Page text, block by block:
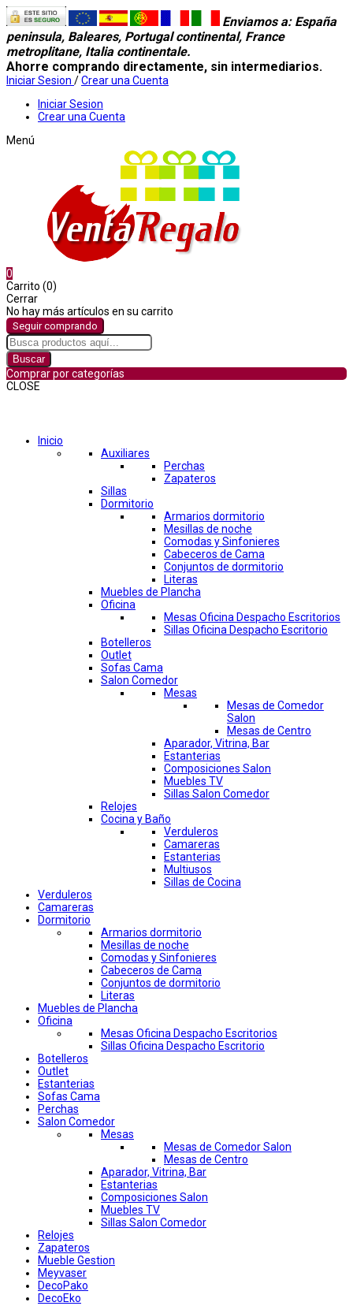
Enviamos a: España
peninsula, Baleares, Portugal continental, France
metroplitane, Italia continentale.
Ahorre comprando directamente, sin intermediarios.
Iniciar Sesion /Crear una Cuenta
Iniciar Sesion
Crear una Cuenta
Menú
0
Carrito (0)
Cerrar
No hay más artículos en su carrito
Seguir comprando
Buscar
Comprar por categorías
CLOSE
Inicio
Auxiliares
Perchas
Zapateros
Sillas
Dormitorio
Armarios dormitorio
Mesillas de noche
Comodas y Sinfonieres
Cabeceros de Cama
Conjuntos de dormitorio
Literas
Muebles de Plancha
Oficina
Mesas Oficina Despacho Escritorios
Sillas Oficina Despacho Escritorio
Botelleros
Outlet
Sofas Cama
Salon Comedor
Mesas
Mesas de Comedor
Salon
Mesas de Centro
Aparador, Vitrina, Bar
Estanterias
Composiciones Salon
Muebles TV
Sillas Salon Comedor
Relojes
Cocina y Baño
Verduleros
Camareras
Estanterias
Multiusos
Sillas de Cocina
Verduleros
Camareras
Dormitorio
Armarios dormitorio
Mesillas de noche
Comodas y Sinfonieres
Cabeceros de Cama
Conjuntos de dormitorio
Literas
Muebles de Plancha
Oficina
Mesas Oficina Despacho Escritorios
Sillas Oficina Despacho Escritorio
Botelleros
Outlet
Estanterias
Sofas Cama
Perchas
Salon Comedor
Mesas
Mesas de Comedor Salon
Mesas de Centro
Aparador, Vitrina, Bar
Estanterias
Composiciones Salon
Muebles TV
Sillas Salon Comedor
Relojes
Zapateros
Mueble Gestion
Meyvaser
DecoPako
DecoEko